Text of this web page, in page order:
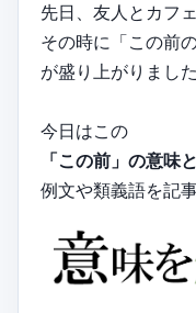
先日、友人とカフ
その時に「この前
が盛り上がりました
今日はこの
「この前」の意味
例文や類義語を記